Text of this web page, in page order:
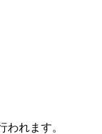
われます。